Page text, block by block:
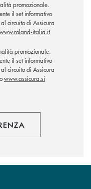
promozionale.
il set informativo
circuito di Assicura
www.roland-italia.it
promozionale.
il set informativo
circuito di Assicura
www.assicura.si